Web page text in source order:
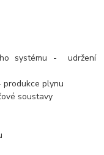
systému - udržení
plynu
soustavy